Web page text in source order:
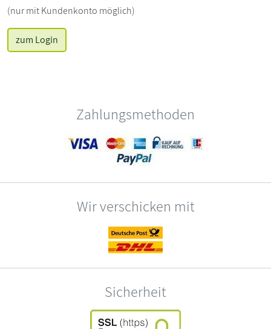
(nur mit Kundenkonto möglich)
zum Login
Zahlungsmethoden
Wir verschicken mit
Sicherheit